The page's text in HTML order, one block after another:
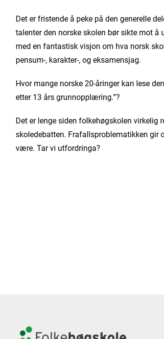
Det er fristende å peke på den generelle
talenter den norske skolen bør sikte mot
med en fantastisk visjon om hva norsk
pensum-, karakter-, og eksamensjag.
Hvor mange norske 20-åringer kan lese
etter 13 års grunnopplæring.”?
Det er lenge siden folkehøgskolen virkelig
skoledebatten. Frafallsproblematikken gir
være. Tar vi utfordringa?